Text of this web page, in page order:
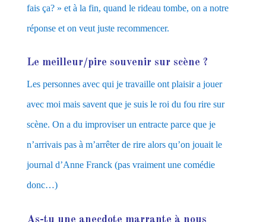
fais ça? » et à la fin, quand le rideau tombe, on a notre
réponse et on veut juste recommencer.
Le meilleur/pire souvenir sur scène ?
Les personnes avec qui je travaille ont plaisir a jouer
avec moi mais savent que je suis le roi du fou rire sur
scène. On a du improviser un entracte parce que je
n’arrivais pas à m’arrêter de rire alors qu’on jouait le
journal d’Anne Franck (pas vraiment une comédie
donc…)
As-tu une anecdote marrante à nous